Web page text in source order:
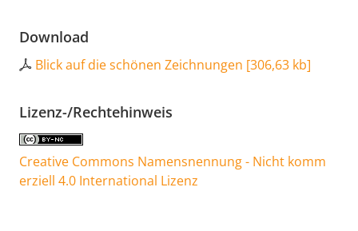
Download
Blick auf die schönen Zeichnungen [306,63 kb]
Lizenz-/Rechtehinweis
Creative Commons Namensnennung - Nicht komm
erziell 4.0 International Lizenz